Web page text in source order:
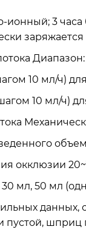
ионный; 3
10 мл/ч)
10 мл/ч)
окклюзии
мл, 50 мл
данных,
шприц